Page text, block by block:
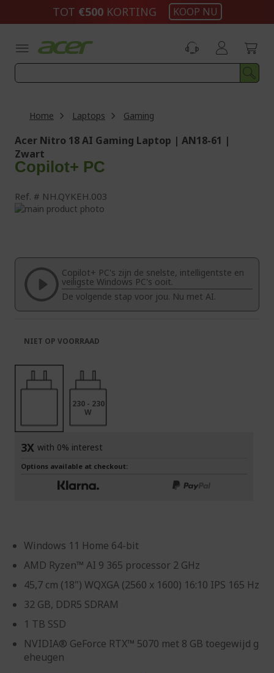
inhoud
TOT €500KORTING KOOP NU
Home Laptops Gaming
Acer Nitro 18 AI Gaming Laptop | AN18-61 |
Zwart
Copilot+ PC
Ref. NH.QYKEH.003
Ga
van
afbeeldingen-
gallerij
begin
afbeeldingen-
gallerij
Copilot+ PC's zijn de snelste, intelligentste en
veiligste Windows PC's ooit.
De volgende stap voor jou. Nu met AI.
Windows 11 Home 64-bit
AMD Ryzen™ AI 9 365 processor 2 GHz
45,7 cm (18") WQXGA (2560 x 1600) 16:10 IPS 165 Hz
32 GB, DDR5 SDRAM
1 TB SSD
NVIDIA® GeForce RTX™ 5070 met 8 GB toegewijd g
eheugen
NIET OP VOORRAAD
230 - 230
W
3X with 0% interest
Options available at checkout: